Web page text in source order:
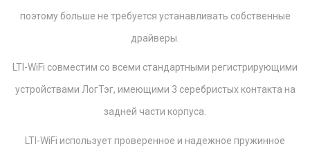
поэтому больше не требуется устанавливать собственные
драйверы.
LTI-WiFi совместим со всеми стандартными регистрирующими
устройствами ЛогТэг, имеющими 3 серебристых контакта на
задней части корпуса.
LTI-WiFi использует проверенное и надежное пружинное